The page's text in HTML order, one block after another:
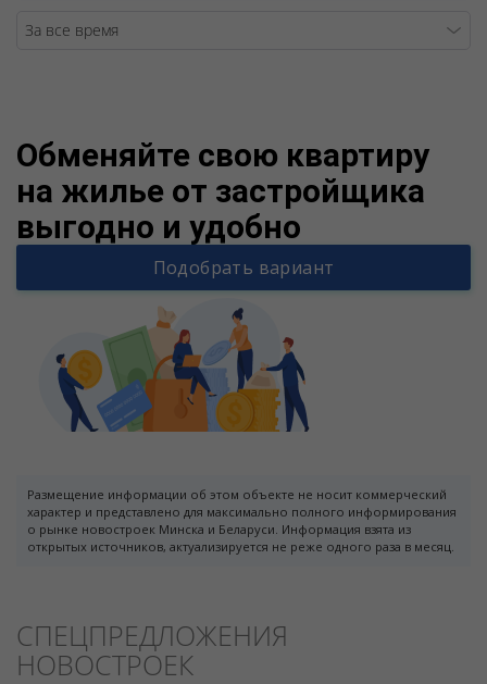
Обменяйте свою квартиру
на жилье от застройщика
выгодно и удобно
Подобрать вариант
Размещение информации об этом объекте не носит коммерческий
характер и представлено для максимально полного информирования
о рынке новостроек Минска и Беларуси. Информация взята из
открытых источников, актуализируется не реже одного раза в месяц.
СПЕЦПРЕДЛОЖЕНИЯ
НОВОСТРОЕК